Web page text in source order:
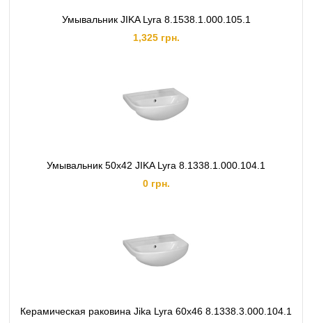
Умывальник JIKA Lyra 8.1538.1.000.105.1
1,325 грн.
Умывальник 50x42 JIKA Lyra 8.1338.1.000.104.1
0 грн.
Керамическая раковина Jika Lyra 60x46 8.1338.3.000.104.1